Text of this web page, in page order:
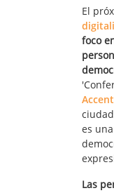
El
foco
es
Las